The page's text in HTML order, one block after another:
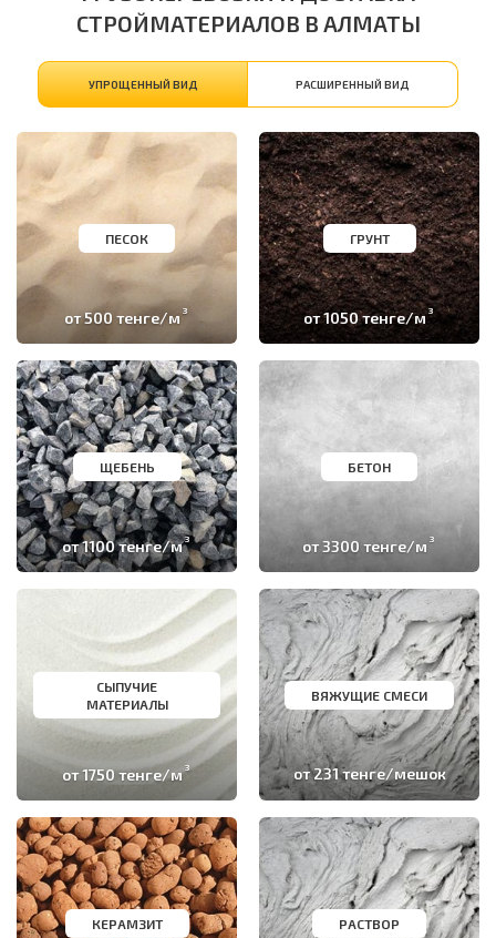
СТРОЙМАТЕРИАЛОВ В АЛМАТЫ
УПРОЩЕННЫЙ ВИД РАСШИРЕННЫЙ ВИД
ПЕСОК
от 500 тенге/м 3
ГРУНТ
от 1050 тенге/м3
ЩЕБЕНЬ
от 1100 тенге/м3
БЕТОН
от 3300 тенге/м 3
СЫПУЧИЕ
МАТЕРИАЛЫ
от 1750 тенге/м3
ВЯЖУЩИЕ СМЕСИ
от 231 тенге/мешок
КЕРАМЗИТ РАСТВОР